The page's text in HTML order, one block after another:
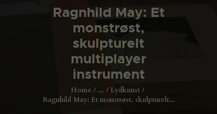
Ragnhild May: Et
monstrøst,
skulpturelt
multiplayer
instrument
Home ...
Lydkunst
Ragnhild May: Et monstrøst, skulpturelt...
DET SKER
PROJEKTER
CHANNEL
OM SVFK